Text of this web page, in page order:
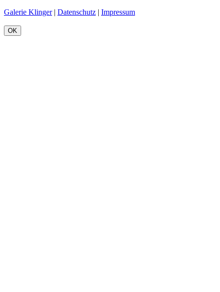
Galerie Klinger| Datenschutz | Impressum
OK